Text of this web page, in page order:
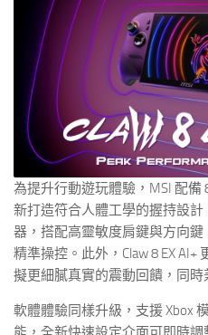
為提升行動遊玩體驗，MSI 配備
新打造符合人體工學的握持設
器，搭配高靈敏度肩鍵與方向
精準操控。此外，Claw 8 EX
擬更細膩真實的震動回饋，同時
軟體體驗同樣升級，支援 Xbox